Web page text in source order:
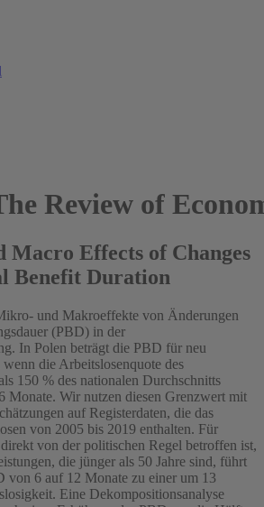
Review of
Macro Effects of Changes
Benefit Duration
und Makroeffekte von Änderungen
(PBD) in der
In Polen beträgt die PBD für neu
die Arbeitslosenquote des
150 % des nationalen Durchschnitts
Monate. Wir nutzen diesen Grenzwert mit
auf Registerdaten, die das
von 2005 bis 2019 enthalten. Für
von der politischen Regel betroffen ist,
die jünger als 50 Jahre sind, führt
von 6 auf 12 Monate zu einer um 13
Eine Dekompositionsanalyse